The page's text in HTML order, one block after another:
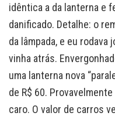
idêntica a da lanterna e
danificado. Detalhe: o
da lâmpada, e eu rodava
vinha atrás.
uma lanterna nova
de R$ 60.
caro. O valor de carros